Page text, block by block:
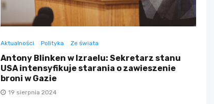
Aktualności Polityka Ze świata
Antony Blinken w Izraelu: Sekretarz stanu
USA intensyfikuje starania o zawieszenie
broni w Gazie
19 sierpnia 2024